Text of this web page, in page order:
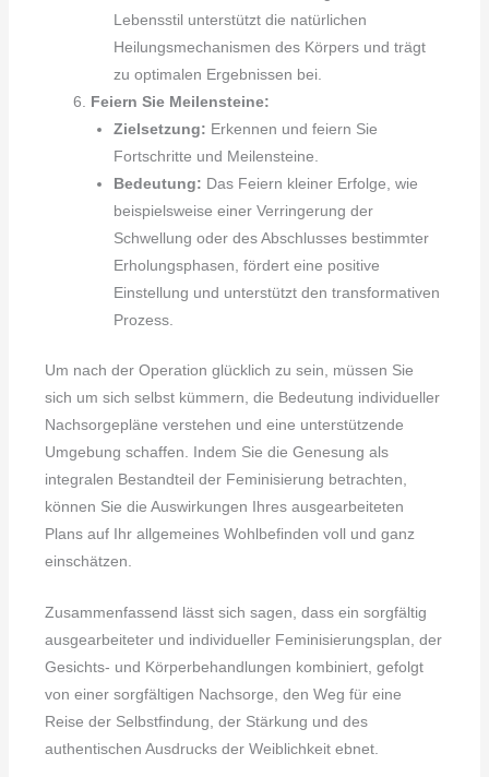
Lebensstil unterstützt die natürlichen
Heilungsmechanismen des Körpers und trägt
zu optimalen Ergebnissen bei.
Feiern Sie Meilensteine:
Zielsetzung: Erkennen und feiern Sie
Fortschritte und Meilensteine.
Bedeutung: Das Feiern kleiner Erfolge, wie
beispielsweise einer Verringerung der
Schwellung oder des Abschlusses bestimmter
Erholungsphasen, fördert eine positive
Einstellung und unterstützt den transformativen
Prozess.
Um nach der Operation glücklich zu sein, müssen Sie
sich um sich selbst kümmern, die Bedeutung individueller
Nachsorgepläne verstehen und eine unterstützende
Umgebung schaffen. Indem Sie die Genesung als
integralen Bestandteil der Feminisierung betrachten,
können Sie die Auswirkungen Ihres ausgearbeiteten
Plans auf Ihr allgemeines Wohlbefinden voll und ganz
einschätzen.
Zusammenfassend lässt sich sagen, dass ein sorgfältig
ausgearbeiteter und individueller Feminisierungsplan, der
Gesichts- und Körperbehandlungen kombiniert, gefolgt
von einer sorgfältigen Nachsorge, den Weg für eine
Reise der Selbstfindung, der Stärkung und des
authentischen Ausdrucks der Weiblichkeit ebnet.